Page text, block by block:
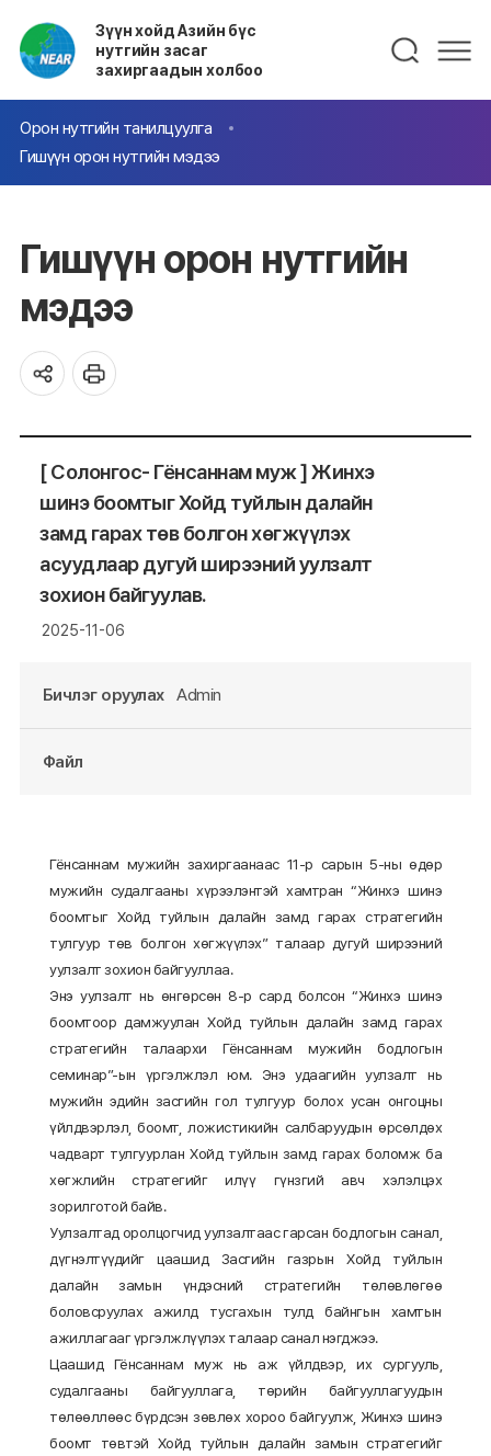
Зүүн хойд Азийн бүс
нутгийн засаг
захиргаадын холбоо
Орон нутгийн танилцуулга
Гишүүн орон нутгийн мэдээ
Гишүүн орон нутгийн
мэдээ
[ Солонгос- Гёнсаннам муж ] Жинхэ
шинэ боомтыг Хойд туйлын далайн
замд гарах төв болгон хөгжүүлэх
асуудлаар дугуй ширээний уулзалт
зохион байгуулав.
2025-11-06
Бичлэг оруулах Admin
Файл
Гёнсаннам мужийн захиргаанаас 11-р сарын 5-ны өдөр
мужийн судалгааны хүрээлэнтэй хамтран “Жинхэ шинэ
боомтыг Хойд туйлын далайн замд гарах стратегийн
тулгуур төв болгон хөгжүүлэх” талаар дугуй ширээний
уулзалт зохион байгууллаа.
Энэ уулзалт нь өнгөрсөн 8-р сард болсон “Жинхэ шинэ
боомтоор дамжуулан Хойд туйлын далайн замд гарах
стратегийн талаархи Гёнсаннам мужийн бодлогын
семинар”-ын үргэлжлэл юм. Энэ удаагийн уулзалт нь
мужийн эдийн засгийн гол тулгуур болох усан онгоцны
үйлдвэрлэл, боомт, ложистикийн салбаруудын өрсөлдөх
чадварт тулгуурлан Хойд туйлын замд гарах боломж ба
хөгжлийн стратегийг илүү гүнзгий авч хэлэлцэх
зорилготой байв.
Уулзалтад оролцогчид уулзалтаас гарсан бодлогын санал,
дүгнэлтүүдийг цаашид Засгийн газрын Хойд туйлын
далайн замын үндэсний стратегийн төлөвлөгөө
боловсруулах ажилд тусгахын тулд байнгын хамтын
ажиллагааг үргэлжлүүлэх талаар санал нэгджээ.
Цаашид Гёнсаннам муж нь аж үйлдвэр, их сургууль,
судалгааны байгууллага, төрийн байгууллагуудын
төлөөллөөс бүрдсэн зөвлөх хороо байгуулж, Жинхэ шинэ
боомт төвтэй Хойд туйлын далайн замын стратегийг